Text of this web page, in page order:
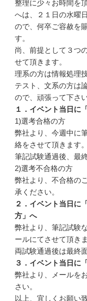
整理に少々お時間を
へは、２１日の水曜
ので、何卒ご容赦を
す。
尚、前提として３つ
せて頂きます。
理系の方は情報処理
テスト、文系の方は
ので、頑張って下さ
１．イベント当日に
1)選考合格の方
弊社より、今週中に
絡をさせて頂きます。
筆記試験通過後、最
2)選考不合格の方
弊社より、不合格の
承ください。
２．イベント当日に
方」へ
弊社より、筆記試験
ールにてさせて頂きま
両試験通過後は最終
３．イベント当日に
弊社より、メールを
さい。
以上、宜しくお願い